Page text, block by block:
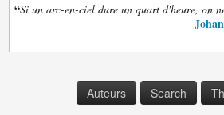
“Si un arc-en-ciel dure un quart d'heure, on
—
Auteurs Search